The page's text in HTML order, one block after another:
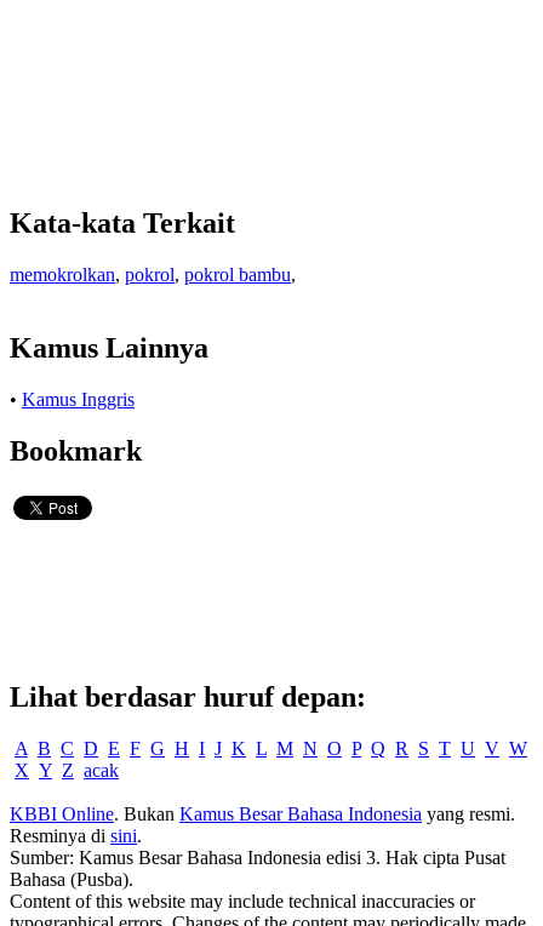
Kata-kata Terkait
memokrolkan, pokrol, pokrol bambu,
Kamus Lainnya
• Kamus Inggris
Bookmark
Lihat berdasar huruf depan:
A B C D E F G H I J K L M N O P Q R S T U V W
X Y Z acak
KBBI Online. Bukan Kamus Besar Bahasa Indonesia yang resmi.
Resminya di sini.
Sumber: Kamus Besar Bahasa Indonesia edisi 3. Hak cipta Pusat
Bahasa (Pusba).
Content of this website may include technical inaccuracies or